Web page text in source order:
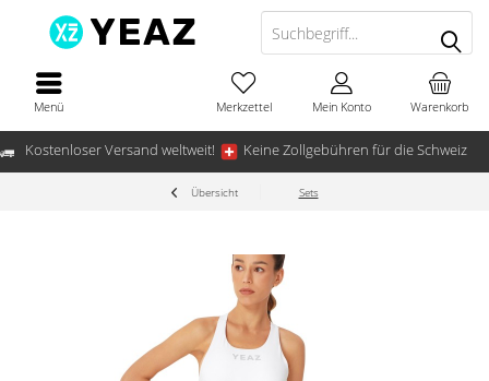
Kostenloser Versand weltweit! Keine Zollgebühren für die Schweiz
Menü Warenkorb
Merkzettel Mein Konto
Übersicht Sets